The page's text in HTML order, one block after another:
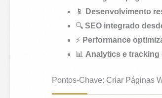
📱
Desenvolvimento
🔍 SEO integrado
⚡ Performance
📊 Analytics e
Pontos-Chave: Criar Páginas